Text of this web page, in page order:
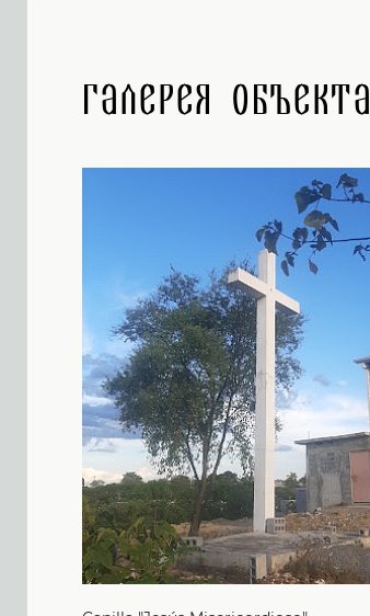
Галерея объекта